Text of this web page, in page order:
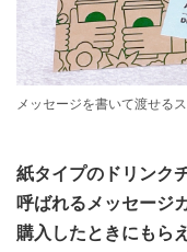
メッセージを書いて渡せる
紙タイプのドリンク
呼ばれるメッセージ
購入したときにもら